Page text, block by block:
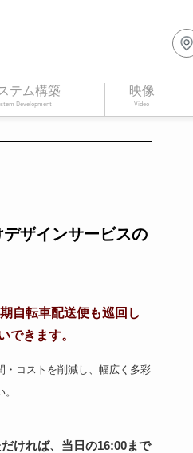
テム構築
Development
映像
Video
ザインサービスの
自転車配送便も巡回し
できます。
・コストを削減し、幅広く多彩
ければ、当日の16:00まで